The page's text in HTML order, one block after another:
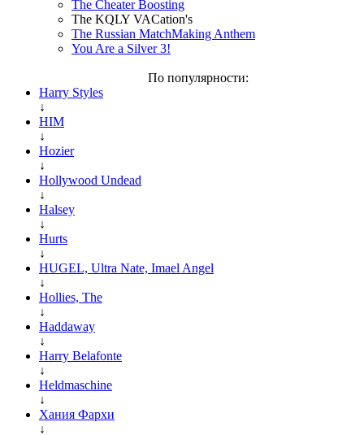
The Cheater Boosting
The KQLY VACation's
The Russian MatchMaking Anthem
You Are a Silver 3!
По популярности:
Harry Styles
↓
HIM
↓
Hozier
↓
Hollywood Undead
↓
Halsey
↓
Hurts
↓
HUGEL, Ultra Nate, Imael Angel
↓
Hollies, The
↓
Haddaway
↓
Harry Belafonte
↓
Heldmaschine
↓
Хания Фархи
↓